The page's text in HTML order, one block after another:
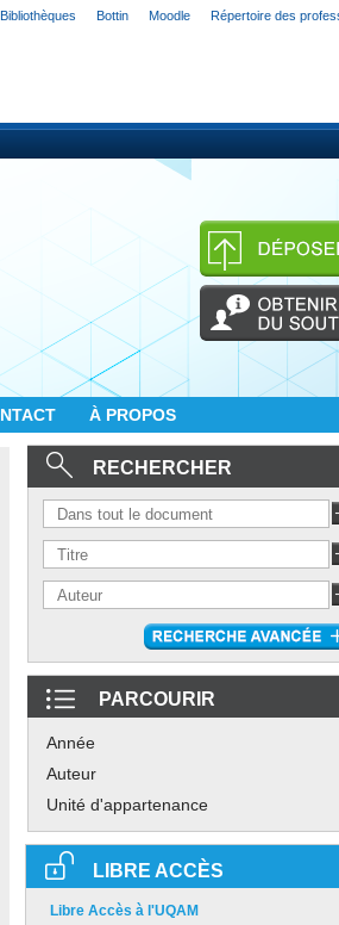
Bibliothèques Bottin Moodle Répertoire des
À PROPOS
RECHERCHER
PARCOURIR
Année
Auteur
Unité d'appartenance
LIBRE ACCÈS
Libre Accès à l'UQAM